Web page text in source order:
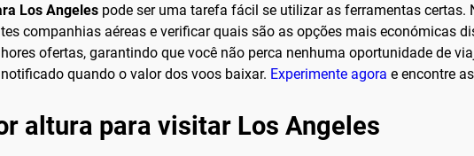
Los Angeles pode ser uma tarefa fácil se utilizar as ferramentas
companhias aéreas e verificar quais são as opções mais económicas
ofertas, garantindo que você não perca nenhuma oportunidade de
quando o valor dos voos baixar. Experimente agora e encontre
altura para visitar Los Angeles